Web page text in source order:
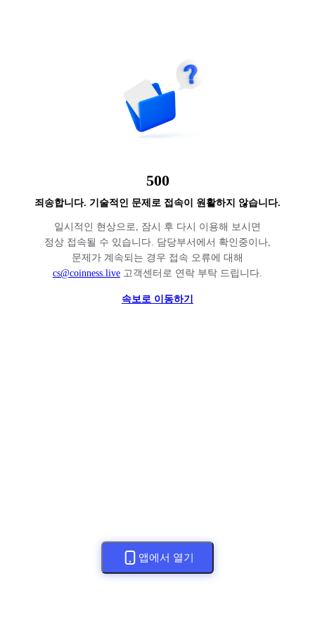
500
죄송합니다. 기술적인 문제로 접속이 원활하지 않습니다.
일시적인 현상으로, 잠시 후 다시 이용해 보시면
정상 접속될 수 있습니다. 담당부서에서 확인중이나,
문제가 계속되는 경우 접속 오류에 대해
cs@coinness.live 고객센터로 연락 부탁 드립니다.
속보로 이동하기
앱에서 열기